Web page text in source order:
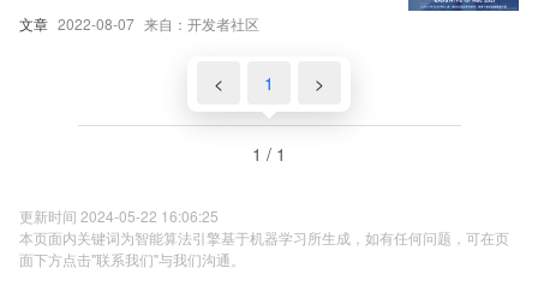
文章 2022-08-07 来自：开发者社区
< 1 >
1 / 1
更新时间 2024-05-22 16:06:25
本页面内关键词为智能算法引擎基于机器学习所生成，如有任何问题，可在页
面下方点击"联系我们"与我们沟通。